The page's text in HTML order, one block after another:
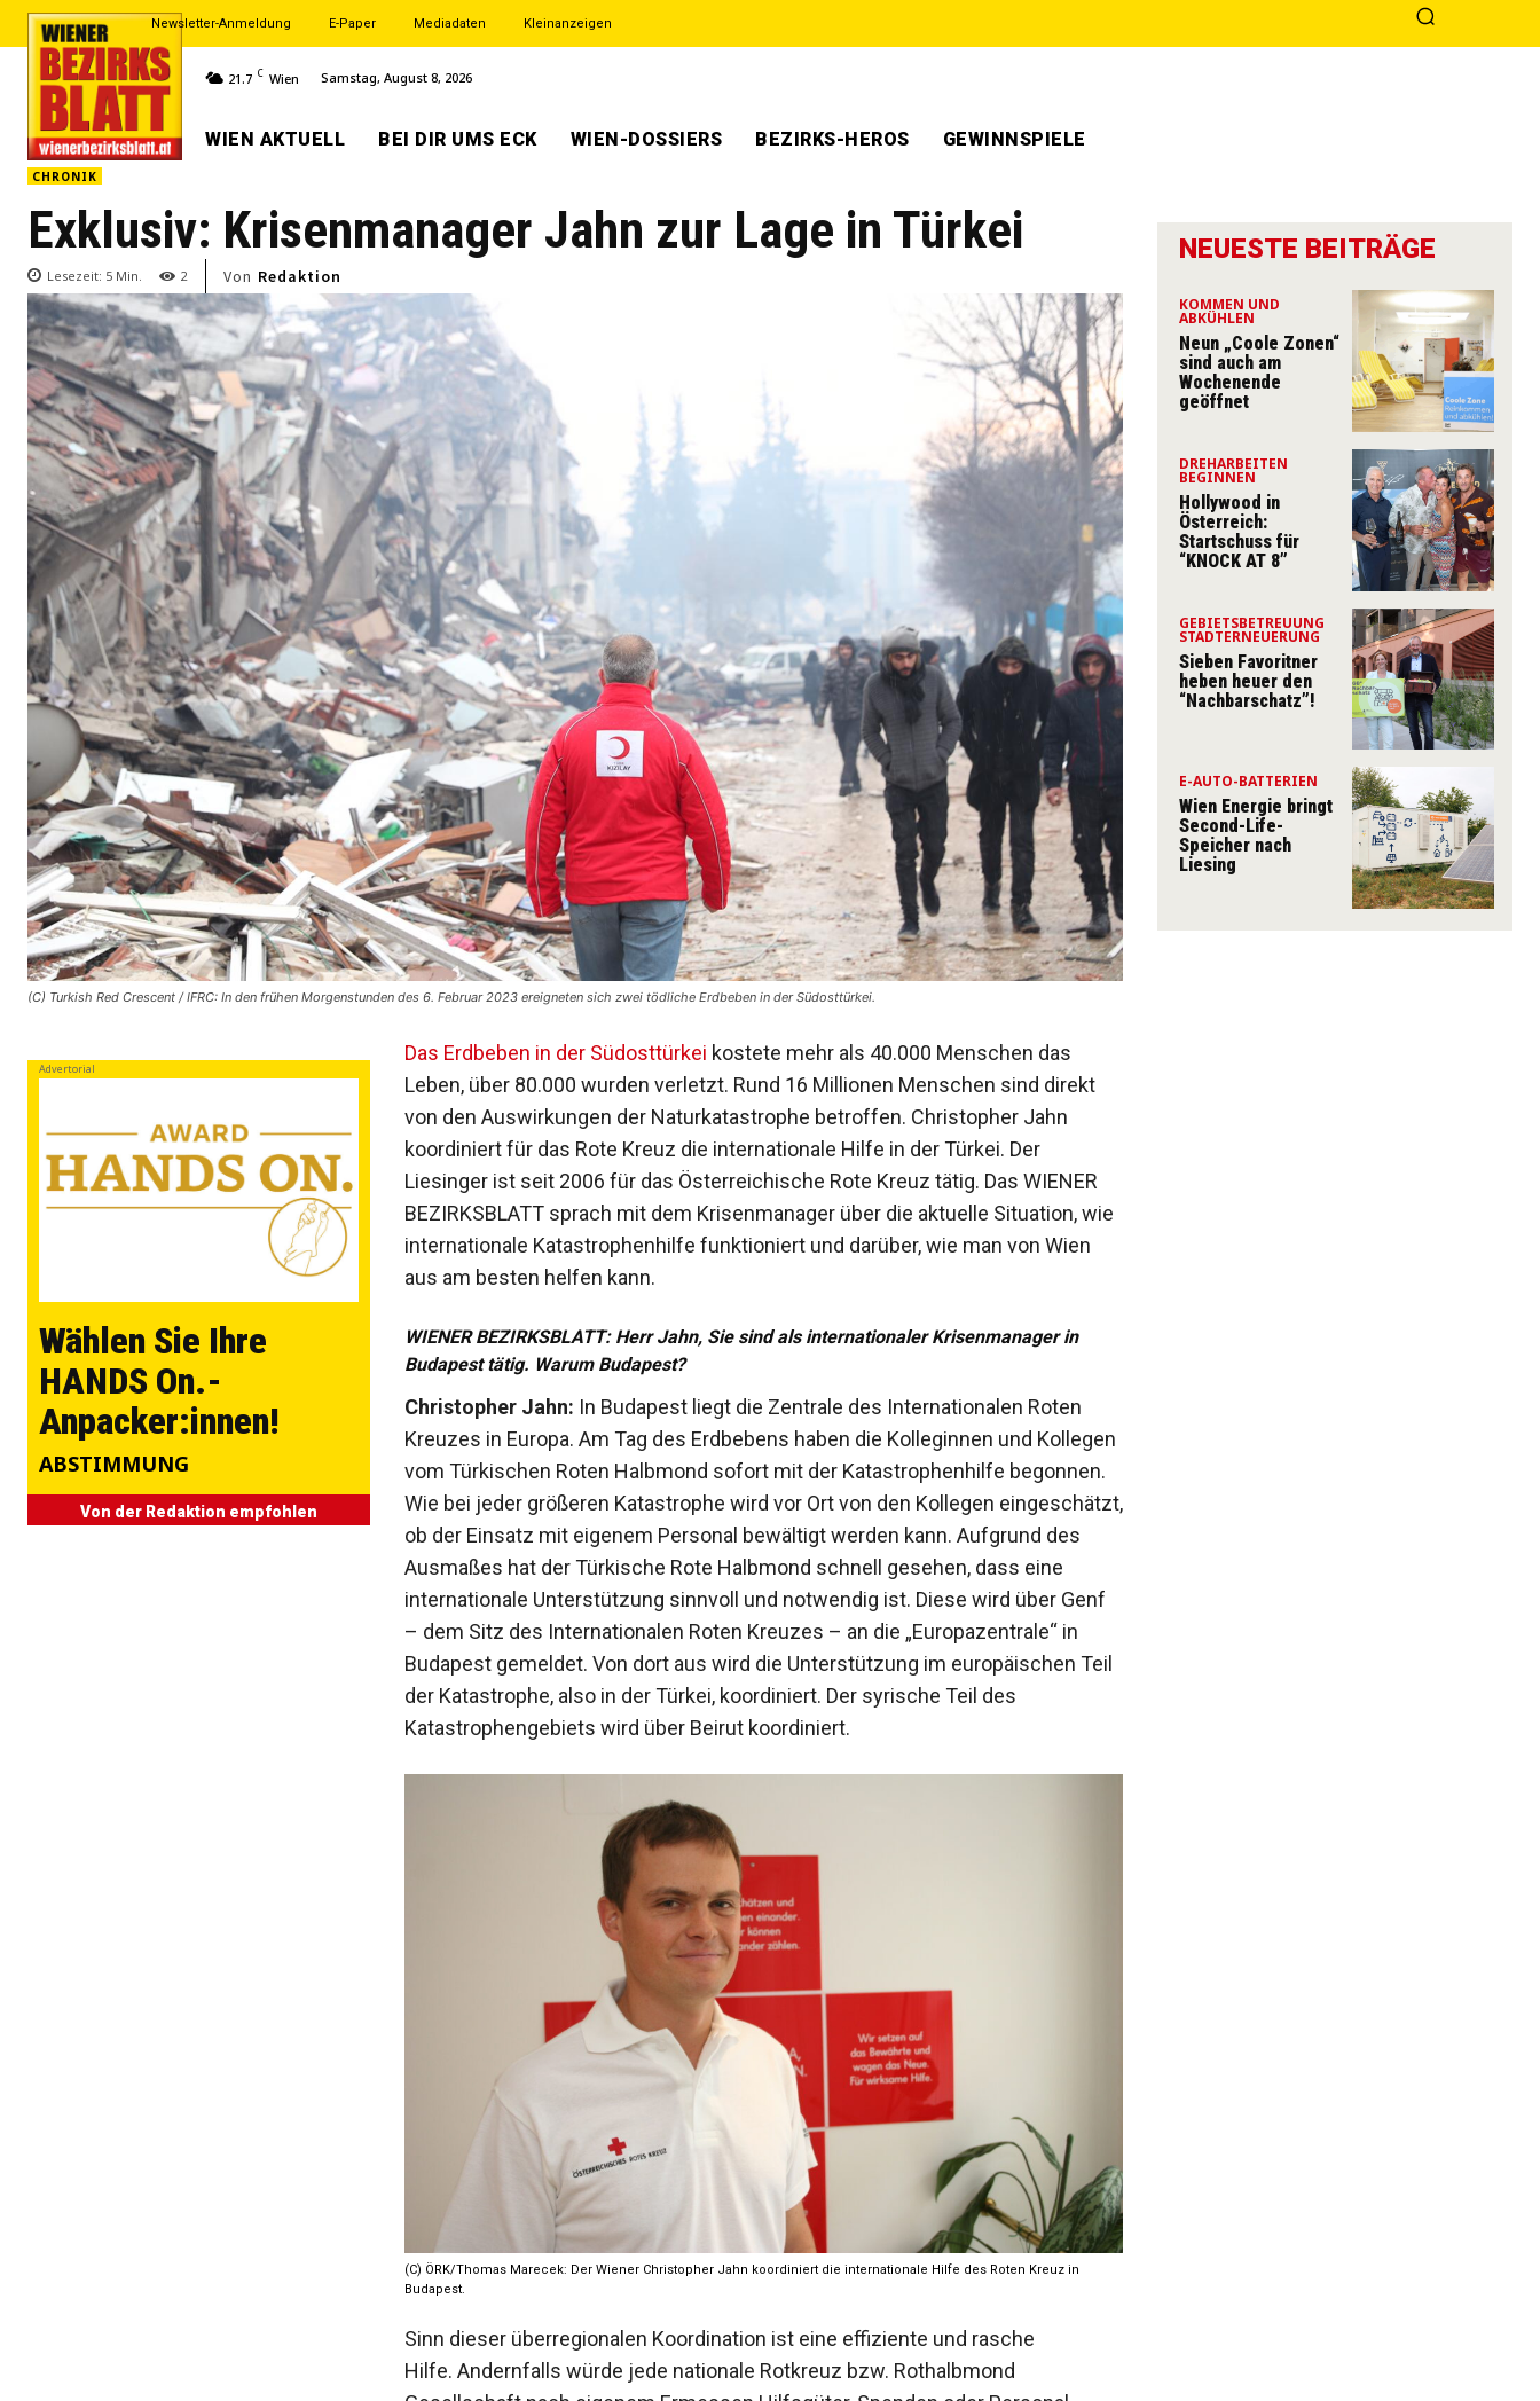
Newsletter-Anmeldung E-Paper Mediadaten Kleinanzeigen
21.7 C Wien Samstag, August 8, 2026
WIEN AKTUELL BEI DIR UMS ECK WIEN-DOSSIERS BEZIRKS-HEROS GEWINNSPIELE
CHRONIK
Exklusiv: Krisenmanager Jahn zur Lage in Türkei
Lesezeit: 5 Min. 2 Von Redaktion
(C) Turkish Red Crescent / IFRC: In den frühen Morgenstunden des 6. Februar 2023 ereigneten sich zwei tödliche Erdbeben in der Südosttürkei.
Advertorial
Wählen Sie Ihre
HANDS On.-
Anpacker:innen!
ABSTIMMUNG
Von der Redaktion empfohlen
Das Erdbeben in der Südosttürkei kostete mehr als 40.000 Menschen das
Leben, über 80.000 wurden verletzt. Rund 16 Millionen Menschen sind direkt
von den Auswirkungen der Naturkatastrophe betroffen. Christopher Jahn
koordiniert für das Rote Kreuz die internationale Hilfe in der Türkei. Der
Liesinger ist seit 2006 für das Österreichische Rote Kreuz tätig. Das WIENER
BEZIRKSBLATT sprach mit dem Krisenmanager über die aktuelle Situation, wie
internationale Katastrophenhilfe funktioniert und darüber, wie man von Wien
aus am besten helfen kann.
WIENER BEZIRKSBLATT: Herr Jahn, Sie sind als internationaler Krisenmanager in
Budapest tätig. Warum Budapest?
Christopher Jahn: In Budapest liegt die Zentrale des Internationalen Roten
Kreuzes in Europa. Am Tag des Erdbebens haben die Kolleginnen und Kollegen
vom Türkischen Roten Halbmond sofort mit der Katastrophenhilfe begonnen.
Wie bei jeder größeren Katastrophe wird vor Ort von den Kollegen eingeschätzt,
ob der Einsatz mit eigenem Personal bewältigt werden kann. Aufgrund des
Ausmaßes hat der Türkische Rote Halbmond schnell gesehen, dass eine
internationale Unterstützung sinnvoll und notwendig ist. Diese wird über Genf
– dem Sitz des Internationalen Roten Kreuzes – an die „Europazentrale“ in
Budapest gemeldet. Von dort aus wird die Unterstützung im europäischen Teil
der Katastrophe, also in der Türkei, koordiniert. Der syrische Teil des
Katastrophengebiets wird über Beirut koordiniert.
(C) ÖRK/Thomas Marecek: Der Wiener Christopher Jahn koordiniert die internationale Hilfe des Roten Kreuz in
Budapest.
Sinn dieser überregionalen Koordination ist eine effiziente und rasche
Hilfe. Andernfalls würde jede nationale Rotkreuz bzw. Rothalbmond
NEUESTE BEITRÄGE
KOMMEN UND
ABKÜHLEN
Neun „Coole Zonen“
sind auch am
Wochenende
geöffnet
DREHARBEITEN
BEGINNEN
Hollywood in
Österreich:
Startschuss für
“KNOCK AT 8”
GEBIETSBETREUUNG
STADTERNEUERUNG
Sieben Favoritner
heben heuer den
“Nachbarschatz”!
E-AUTO-BATTERIEN
Wien Energie bringt
Second-Life-
Speicher nach
Liesing